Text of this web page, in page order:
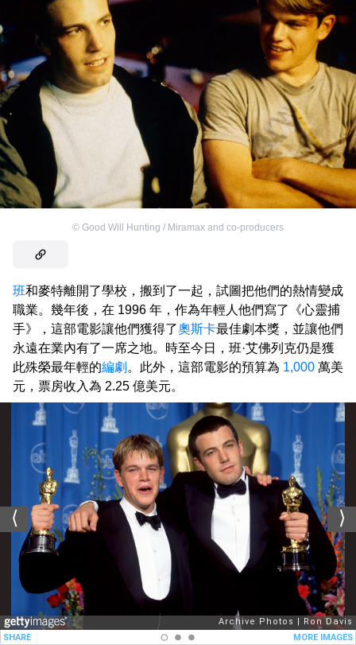
© Good Will Hunting / Miramax and co-producers
班和麥特離開了學校，搬到了一起，試圖把他們的熱情變成
職業。幾年後，在 1996 年，作為年輕人他們寫了《心靈捕
手》，這部電影讓他們獲得了奧斯卡最佳劇本獎，並讓他們
永遠在業內有了一席之地。時至今日，班·艾佛列克仍是獲
此殊榮最年輕的編劇 。此外，這部電影的預算為 1,000 萬美
元，票房收入為 2.25 億美元。